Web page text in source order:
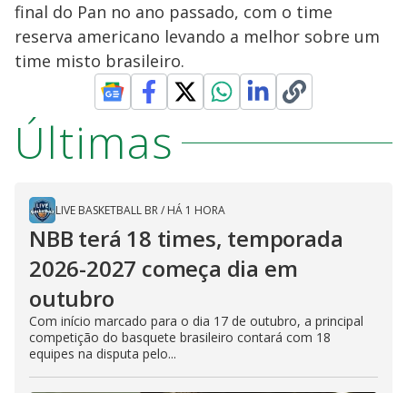
final do Pan no ano passado, com o time
reserva americano levando a melhor sobre um
time misto brasileiro.
Últimas
LIVE BASKETBALL BR/ HÁ 1 HORA
NBB terá 18 times, temporada
2026-2027 começa dia em
outubro
Com início marcado para o dia 17 de outubro, a principal
competição do basquete brasileiro contará com 18
equipes na disputa pelo...